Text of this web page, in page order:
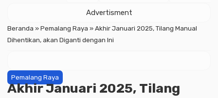
Advertisment
Beranda »Pemalang Raya »Akhir Januari 2025, Tilang Manual
Dihentikan, akan Diganti dengan Ini
Pemalang Raya
Akhir Januari 2025, Tilang